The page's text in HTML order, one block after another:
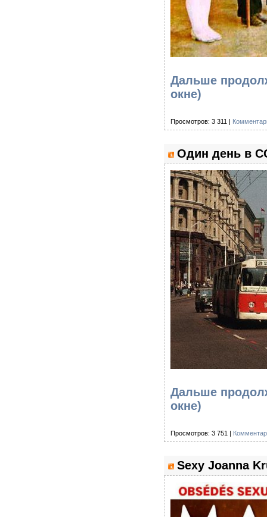
Дальше
окне)
Просмотров: 3 311 |
Один день в
Дальше
окне)
Просмотров: 3 751 |
Sexy Joanna